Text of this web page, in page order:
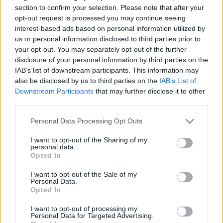
section to confirm your selection. Please note that after your
opt-out request is processed you may continue seeing
interest-based ads based on personal information utilized by
us or personal information disclosed to third parties prior to
your opt-out. You may separately opt-out of the further
disclosure of your personal information by third parties on the
IAB’s list of downstream participants. This information may
also be disclosed by us to third parties on the IAB’s List of
Downstream Participants that may further disclose it to other
Personal Data Processing Opt Outs
I want to opt-out of the Sharing of my
personal data.
Opted In
I want to opt-out of the Sale of my
Personal Data.
Opted In
I want to opt-out of processing my
Personal Data for Targeted Advertising.
Nem foglalnak előre szálláshelyet, napokkal az
indulás előttre időzítik ezt.
„Ha több napig esik az eső, akkor biztos, hogy jóval
kevesebb lesz a vendég. Viszont hirtelen
időjárásváltozás, akár egy pár napig tartó, naposabb
időszak esetén 1-2 napon belül felfut a forgalom” –
osztotta meg tapasztalatait Flesch Tamás. Nagyon
indulnak el idehaza nyaralni - tette hozzá.
Az áprilisi, leginkább a belföldi vendégeknél
a szállodai szövetség vezetője, de az iparágban
nagyon bíznak abban, hogy még inkább elindulnak
majd Magyarországra a külföldi turisták.